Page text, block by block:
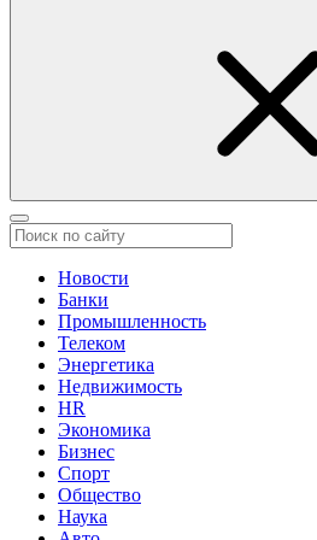
Новости
Банки
Промышленность
Телеком
Энергетика
Недвижимость
HR
Экономика
Бизнес
Спорт
Общество
Наука